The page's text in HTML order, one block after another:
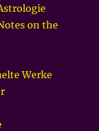
on the
Werke